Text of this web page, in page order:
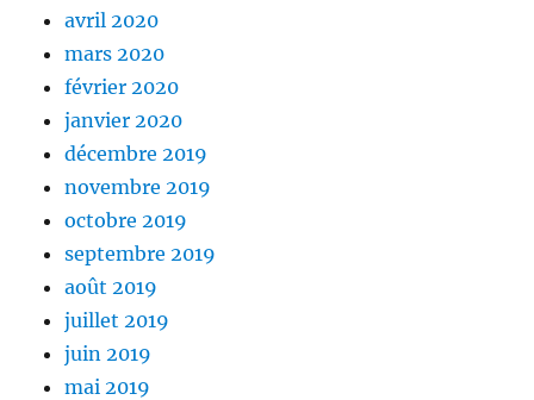
avril 2020
mars 2020
février 2020
janvier 2020
décembre 2019
novembre 2019
octobre 2019
septembre 2019
août 2019
juillet 2019
juin 2019
mai 2019